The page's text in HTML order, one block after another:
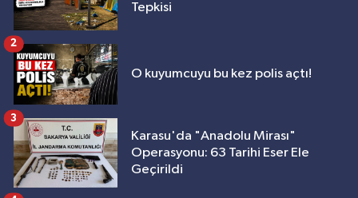
Tepkisi
O kuyumcuyu bu kez polis açtı!
2
Karasu'da "Anadolu Mirası"
Operasyonu: 63 Tarihi Eser Ele
Geçirildi
3